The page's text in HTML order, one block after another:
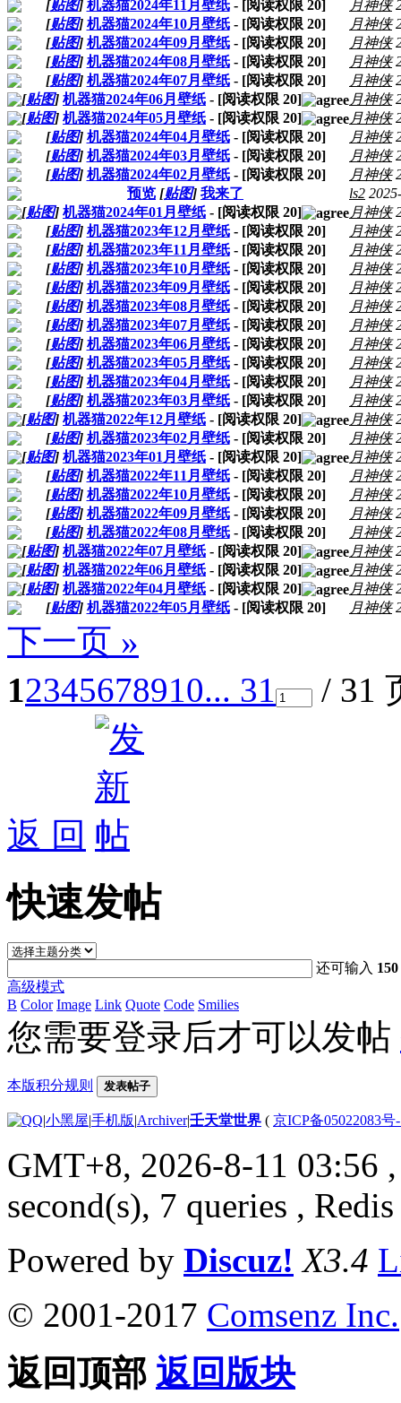
[贴图] 机器猫2024年11月壁纸- [阅读权限 20] 月神侠
[贴图] 机器猫2024年10月壁纸- [阅读权限 20] 月神侠
[贴图] 机器猫2024年09月壁纸- [阅读权限 20] 月神侠
[贴图] 机器猫2024年08月壁纸- [阅读权限 20] 月神侠
[贴图] 机器猫2024年07月壁纸- [阅读权限 20] 月神侠
[贴图] 机器猫2024年06月壁纸 - [阅读权限 20] 月神侠
[贴图] 机器猫2024年05月壁纸 - [阅读权限 20] 月神侠
[贴图] 机器猫2024年04月壁纸- [阅读权限 20] 月神侠
[贴图] 机器猫2024年03月壁纸- [阅读权限 20] 月神侠
[贴图] 机器猫2024年02月壁纸- [阅读权限 20] 月神侠
预览 [贴图] 我来了 ls2
[贴图] 机器猫2024年01月壁纸 - [阅读权限 20] 月神侠
[贴图] 机器猫2023年12月壁纸- [阅读权限 20] 月神侠
[贴图] 机器猫2023年11月壁纸- [阅读权限 20] 月神侠
[贴图] 机器猫2023年10月壁纸- [阅读权限 20] 月神侠
[贴图] 机器猫2023年09月壁纸- [阅读权限 20] 月神侠
[贴图] 机器猫2023年08月壁纸- [阅读权限 20] 月神侠
[贴图] 机器猫2023年07月壁纸- [阅读权限 20] 月神侠
[贴图] 机器猫2023年06月壁纸- [阅读权限 20] 月神侠
[贴图] 机器猫2023年05月壁纸- [阅读权限 20] 月神侠
[贴图] 机器猫2023年04月壁纸- [阅读权限 20] 月神侠
[贴图] 机器猫2023年03月壁纸- [阅读权限 20] 月神侠
[贴图] 机器猫2022年12月壁纸 - [阅读权限 20] 月神侠
[贴图] 机器猫2023年02月壁纸- [阅读权限 20] 月神侠
[贴图] 机器猫2023年01月壁纸 - [阅读权限 20] 月神侠
[贴图] 机器猫2022年11月壁纸- [阅读权限 20] 月神侠
[贴图] 机器猫2022年10月壁纸- [阅读权限 20] 月神侠
[贴图] 机器猫2022年09月壁纸- [阅读权限 20] 月神侠
[贴图] 机器猫2022年08月壁纸- [阅读权限 20] 月神侠
[贴图] 机器猫2022年07月壁纸 - [阅读权限 20] 月神侠
[贴图] 机器猫2022年06月壁纸 - [阅读权限 20] 月神侠
[贴图] 机器猫2022年04月壁纸 - [阅读权限 20] 月神侠
[贴图] 机器猫2022年05月壁纸- [阅读权限 20] 月神侠
下一页 »
12345678910... 31 / 31
返 回
快速发帖
还可输入 150
高级模式
B Color Image Link Quote Code Smilies
您需要登录后才可以发帖
本版积分规则 发表帖子
|小黑屋|手机版|Archiver|壬天堂世界 ( 京ICP备05022083号
GMT+8, 2026-8-11 03:56
second(s), 7 queries ,
Powered by Discuz! X3.4
© 2001-2017 Comsenz Inc.
返回顶部 返回版块